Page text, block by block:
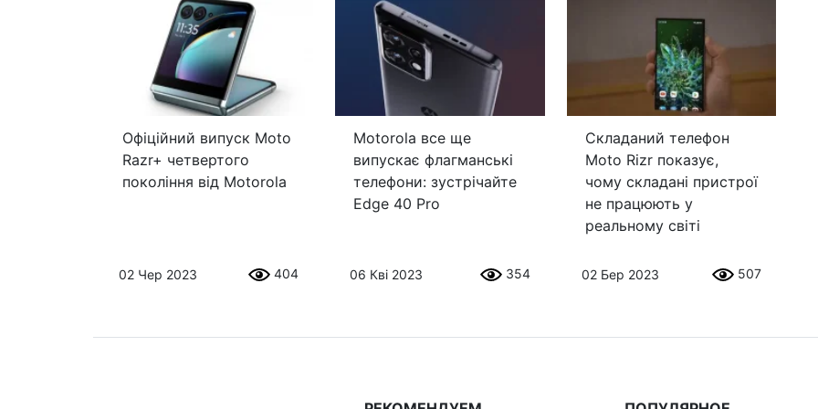
Офіційний випуск Moto
Razr+ четвертого
покоління від Motorola
02 Чер 2023 404
Motorola все ще
випускає флагманські
телефони: зустрічайте
Edge 40 Pro
06 Кві 2023 354
Складаний телефон
Moto Rizr показує,
чому складані пристрої
не працюють у
реальному світі
02 Бер 2023 507